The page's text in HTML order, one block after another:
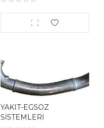
YAKIT-EGSOZ
SİSTEMLERİ